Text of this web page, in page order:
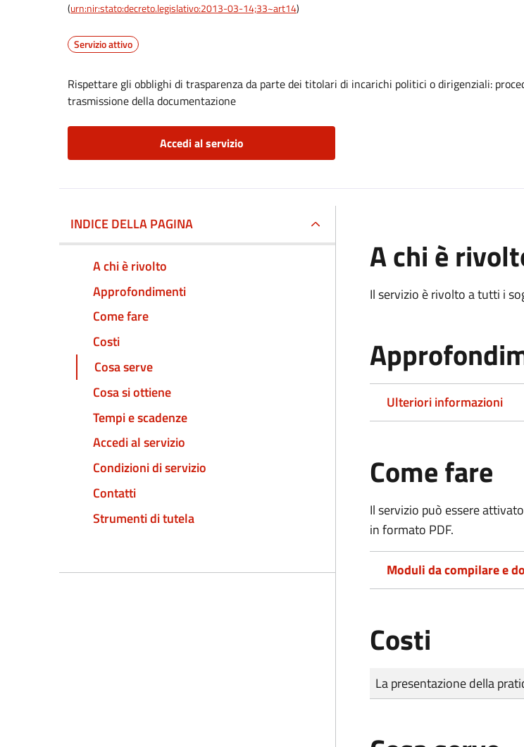
(urn:nir:stato:decreto.legislativo:2013-03-14;33~art14)
Servizio attivo
Rispettare gli obblighi di trasparenza da parte dei titolari di incarichi politici o dirigenziali:
trasmissione della documentazione
Accedi al servizio
INDICE DELLA PAGINA
A chi è rivolto
Approfondimenti
Come fare
Costi
Cosa serve
Cosa si ottiene
Tempi e scadenze
Accedi al servizio
Condizioni di servizio
Contatti
Strumenti di tutela
A chi è
Il servizio è rivolto a tutti i
Ulteriori informazioni
Come fare
Il servizio può essere
in formato PDF.
Moduli da compilare e
Costi
Tipo di pagamento
Importo
La presentazione della